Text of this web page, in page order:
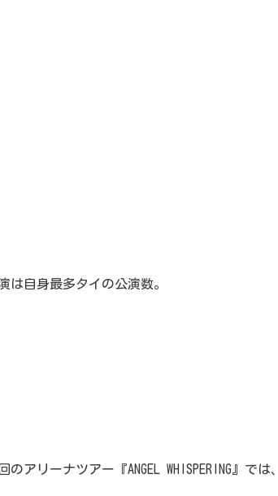
は自身最多タイの公演数。
リーナツアー『ANGEL WHISPERING』では、